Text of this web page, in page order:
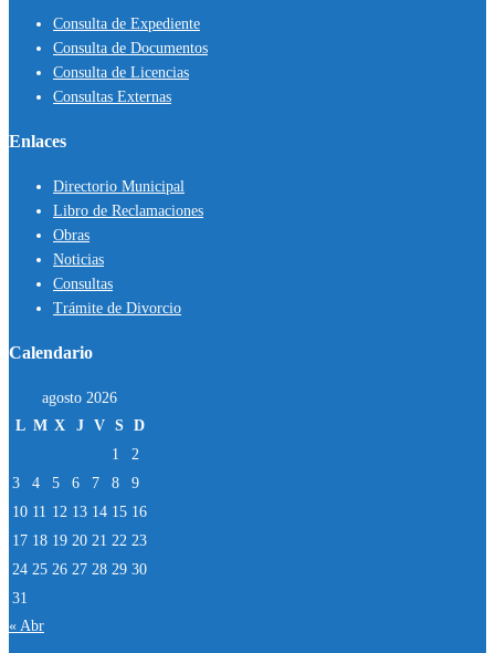
Consulta de Expediente
Consulta de Documentos
Consulta de Licencias
Consultas Externas
Enlaces
Directorio Municipal
Libro de Reclamaciones
Obras
Noticias
Consultas
Trámite de Divorcio
Calendario
agosto 2026
L M X J V S D
1
2
3
4 5 6 7 8
9
10 11 12 13 14 15 16
17 18 19 20 21 22 23
24 25 26 27 28 29 30
31
« Abr